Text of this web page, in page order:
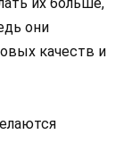
они
качеств и